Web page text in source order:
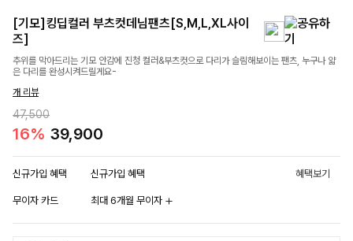
[기모]킹딥컬러 부츠컷데님팬츠[S,M,L,XL사이
즈]
추위를 막아드리는 기모 안감에 진청 컬러&부츠컷으로 다리가 슬림해보이는 팬츠, 누구나 얇
은 다리를 완성시켜드릴게요-
개 리뷰
47,500
16% 39,900
신규가입 혜택 신규가입 혜택 혜택보기
무이자 카드 최대 6개월 무이자